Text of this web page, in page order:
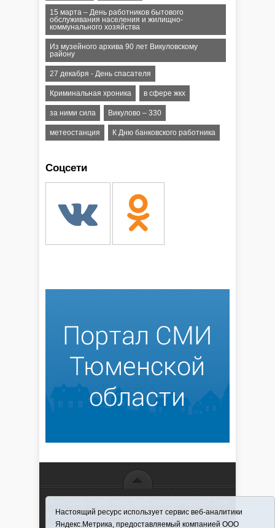
15 марта – День работников бытового
обслуживания населения и жилищно-
коммунального хозяйства
Из музейного архива 90 лет Викуловскому
району
27 декабря - День спасателя
Криминальная хроника в сфере жкх
за ними сила Викулово – 330
метеостанция К Дню банковского работника
Соцсети
использовании материалов ссылка обязательна
Настоящий ресурс использует сервис веб-аналитики
Яндекс.Метрика, предоставляемый компанией ООО